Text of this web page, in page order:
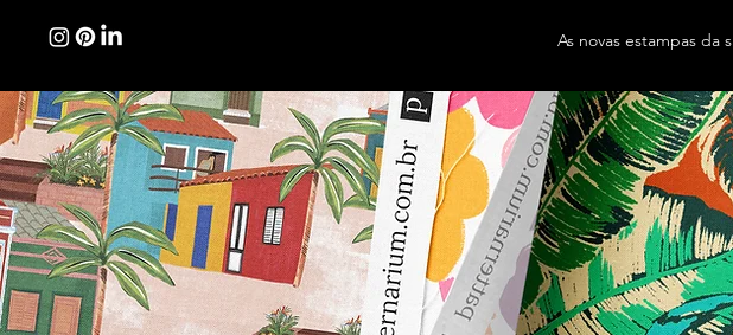
As novas estampas da